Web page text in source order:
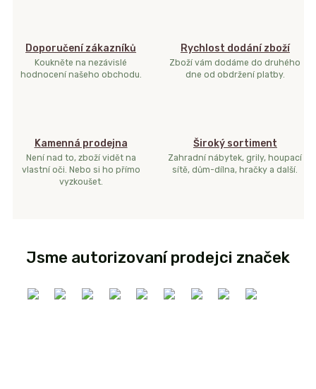
Doporučení zákazníků
Koukněte na nezávislé
hodnocení našeho obchodu.
Rychlost dodání zboží
Zboží vám dodáme do druhého
dne od obdržení platby.
Kamenná prodejna
Není nad to, zboží vidět na
vlastní oči. Nebo si ho přímo
vyzkoušet.
Široký sortiment
Zahradní nábytek, grily, houpací
sítě, dům-dílna, hračky a další.
Jsme autorizovaní prodejci značek